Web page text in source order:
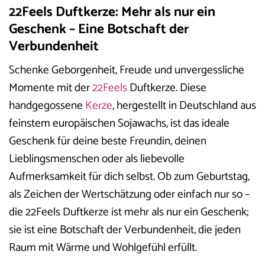
22Feels Duftkerze: Mehr als nur ein
Geschenk – Eine Botschaft der
Verbundenheit
Schenke Geborgenheit, Freude und unvergessliche
Momente mit der22FeelsDuftkerze. Diese
handgegosseneKerze, hergestellt in Deutschland aus
feinstem europäischen Sojawachs, ist das ideale
Geschenk für deine beste Freundin, deinen
Lieblingsmenschen oder als liebevolle
Aufmerksamkeit für dich selbst. Ob zum Geburtstag,
als Zeichen der Wertschätzung oder einfach nur so –
die 22Feels Duftkerze ist mehr als nur ein Geschenk;
sie ist eine Botschaft der Verbundenheit, die jeden
Raum mit Wärme und Wohlgefühl erfüllt.